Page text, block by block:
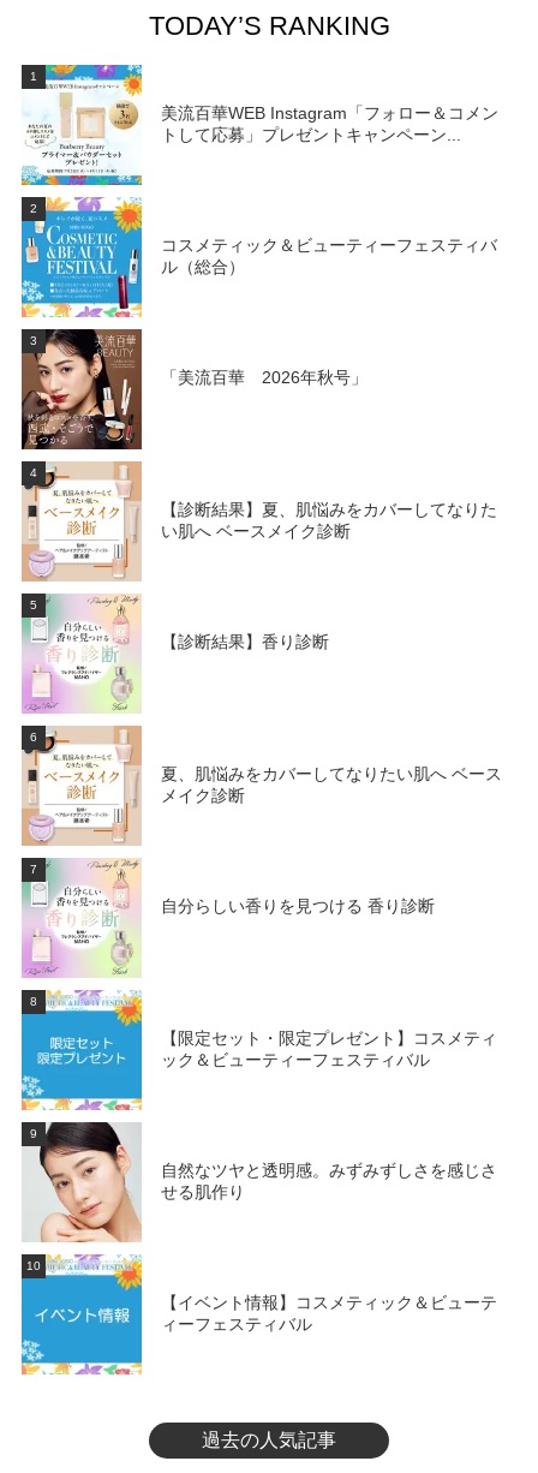
TODAY’S RANKING
1
美流百華WEB Instagram「フォロー＆コメン
トして応募」プレゼントキャンペーン...
2
コスメティック＆ビューティーフェスティバ
ル（総合）
3
「美流百華 2026年秋号」
4
【診断結果】夏、肌悩みをカバーしてなりた
い肌へ ベースメイク診断
5
【診断結果】香り診断
6
夏、肌悩みをカバーしてなりたい肌へ ベース
メイク診断
7
自分らしい香りを見つける 香り診断
8
【限定セット・限定プレゼント】コスメティ
ック＆ビューティーフェスティバル
9
自然なツヤと透明感。みずみずしさを感じさ
せる肌作り
10
【イベント情報】コスメティック＆ビューテ
ィーフェスティバル
過去の人気記事